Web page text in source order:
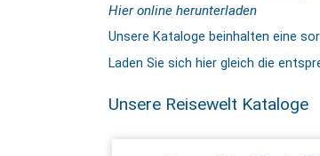
Hier online herunterladen
Unsere Kataloge beinhalten eine
Laden Sie sich hier gleich die
Unsere Reisewelt Kataloge